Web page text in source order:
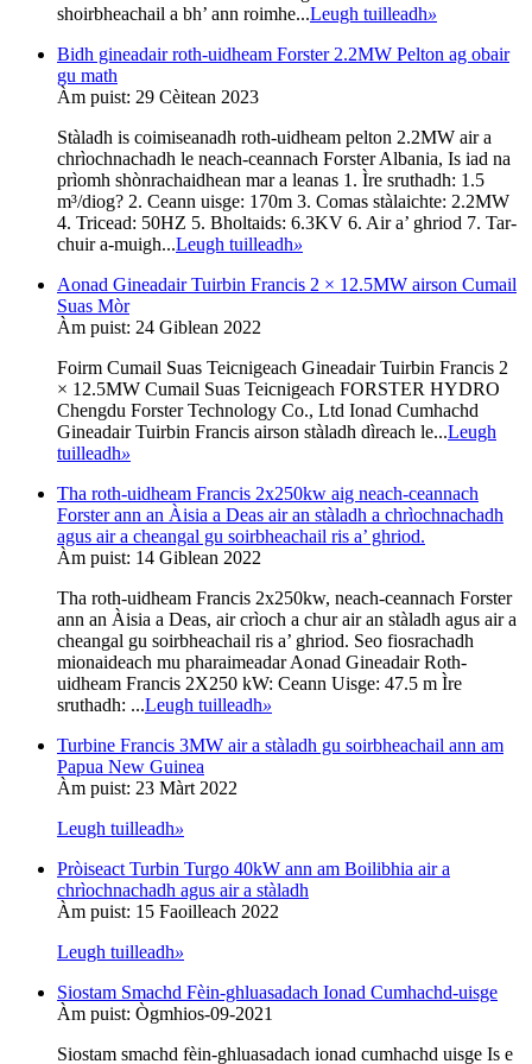
shoirbheachail a bh’ ann roimhe...Leugh tuilleadh»
Bidh gineadair roth-uidheam Forster 2.2MW Pelton ag obair
gu math
Àm puist: 29 Cèitean 2023
Stàladh is coimiseanadh roth-uidheam pelton 2.2MW air a
chrìochnachadh le neach-ceannach Forster Albania, Is iad na
prìomh shònrachaidhean mar a leanas 1. Ìre sruthadh: 1.5
m³/diog? 2. Ceann uisge: 170m 3. Comas stàlaichte: 2.2MW
4. Tricead: 50HZ 5. Bholtaids: 6.3KV 6. Air a’ ghriod 7. Tar-
chuir a-muigh...Leugh tuilleadh»
Aonad Gineadair Tuirbin Francis 2 × 12.5MW airson Cumail
Suas Mòr
Àm puist: 24 Giblean 2022
Foirm Cumail Suas Teicnigeach Gineadair Tuirbin Francis 2
× 12.5MW Cumail Suas Teicnigeach FORSTER HYDRO
Chengdu Forster Technology Co., Ltd Ionad Cumhachd
Gineadair Tuirbin Francis airson stàladh dìreach le...Leugh
tuilleadh»
Tha roth-uidheam Francis 2x250kw aig neach-ceannach
Forster ann an Àisia a Deas air an stàladh a chrìochnachadh
agus air a cheangal gu soirbheachail ris a’ ghriod.
Àm puist: 14 Giblean 2022
Tha roth-uidheam Francis 2x250kw, neach-ceannach Forster
ann an Àisia a Deas, air crìoch a chur air an stàladh agus air a
cheangal gu soirbheachail ris a’ ghriod. Seo fiosrachadh
mionaideach mu pharaimeadar Aonad Gineadair Roth-
uidheam Francis 2X250 kW: Ceann Uisge: 47.5 m Ìre
sruthadh: ...Leugh tuilleadh»
Turbine Francis 3MW air a stàladh gu soirbheachail ann am
Papua New Guinea
Àm puist: 23 Màrt 2022
Leugh tuilleadh»
Pròiseact Turbin Turgo 40kW ann am Boilibhia air a
chrìochnachadh agus air a stàladh
Àm puist: 15 Faoilleach 2022
Leugh tuilleadh»
Siostam Smachd Fèin-ghluasadach Ionad Cumhachd-uisge
Àm puist: Ògmhios-09-2021
Siostam smachd fèin-ghluasadach ionad cumhachd uisge Is e